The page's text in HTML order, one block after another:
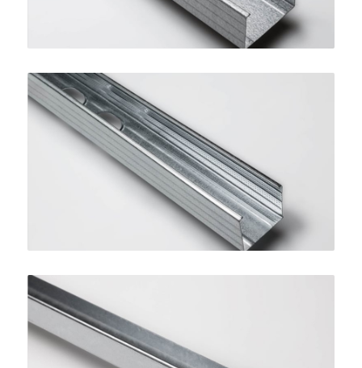
Montante STANDARD 50
SINIAT
Guida per Controsoffitti
SINIAT